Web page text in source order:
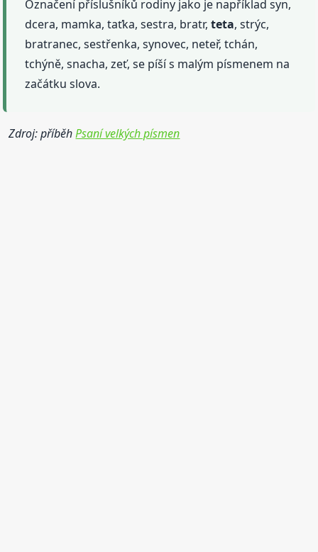
Označení příslušníků rodiny jako je například syn,
dcera, mamka, taťka, sestra, bratr,teta, strýc,
bratranec, sestřenka, synovec, neteř, tchán,
tchýně, snacha, zeť, se píší s malým písmenem na
začátku slova.
Zdroj: příběhPsaní velkých písmen